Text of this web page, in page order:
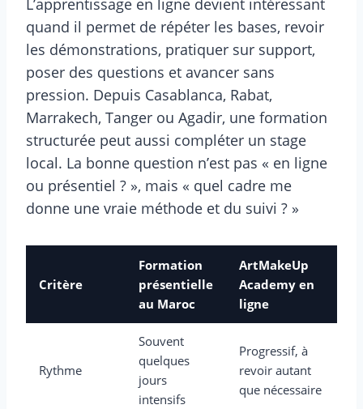
L’apprentissage en ligne devient intéressant
quand il permet de répéter les bases, revoir
les démonstrations, pratiquer sur support,
poser des questions et avancer sans
pression. Depuis Casablanca, Rabat,
Marrakech, Tanger ou Agadir, une formation
structurée peut aussi compléter un stage
local. La bonne question n’est pas « en ligne
ou présentiel ? », mais « quel cadre me
donne une vraie méthode et du suivi ? »
Critère
Formation
présentielle
au Maroc
ArtMakeUp
Academy en
ligne
Rythme
Souvent
quelques
jours
intensifs
Progressif, à
revoir autant
que nécessaire